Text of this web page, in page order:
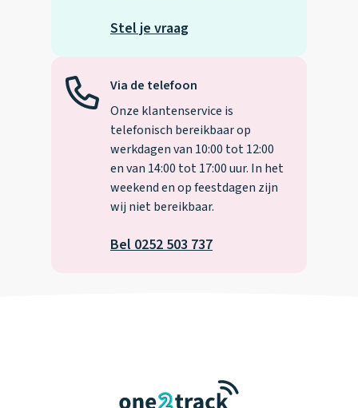
Via de telefoon
Onze klantenservice is
telefonisch bereikbaar op
werkdagen van 10:00 tot 12:00
en van 14:00 tot 17:00 uur. In het
weekend en op feestdagen zijn
wij niet bereikbaar.
Bel 0252 503 737
Stel je vraag